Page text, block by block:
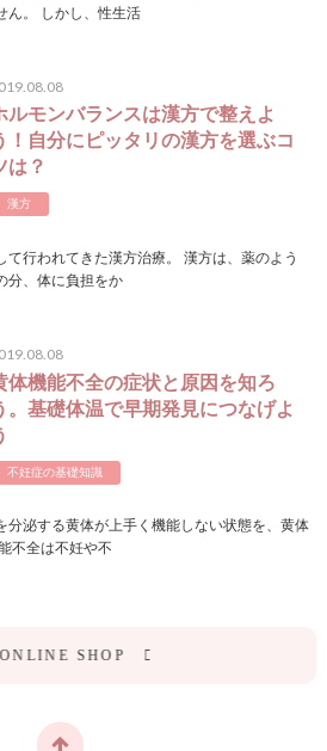
ん。 しかし、性生活
ルモンバランスは漢方で整えよ
！自分にピッタリの漢方を選ぶコ
は？
漢方
行われてきた漢方治療。 漢方は、薬のよう
分、体に負担をか
体機能不全の症状と原因を知ろ
。基礎体温で早期発見につなげよ
不妊症の基礎知識
分泌する黄体が上手く機能しない状態を、黄体
不全は不妊や不